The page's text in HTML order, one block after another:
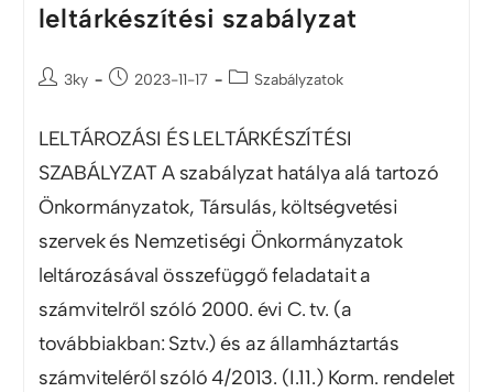
leltárkészítési szabályzat
3ky 2023-11-17 Szabályzatok
LELTÁROZÁSI ÉS LELTÁRKÉSZÍTÉSI
SZABÁLYZAT A szabályzat hatálya alá tartozó
Önkormányzatok, Társulás, költségvetési
szervek és Nemzetiségi Önkormányzatok
leltározásával összefüggő feladatait a
számvitelről szóló 2000. évi C. tv. (a
továbbiakban: Sztv.) és az államháztartás
számviteléről szóló 4/2013. (I.11.) Korm. rendelet